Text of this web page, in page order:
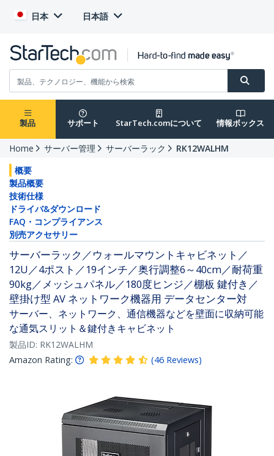
日本 日本語
製品 サポート StarTech.comについて 情報ボックス
Home サーバー管理 サーバーラック
RK12WALHM
概要
製品概要
技術仕様
ドライバ&ダウンロード
FAQ・コンプライアンス
別売アクセサリー
サーバーラック／ウォールマウントキャビネット／
12U／4ポスト／19インチ／奥行調整6～40cm／耐荷重
90kg／メッシュパネル／180度ヒンジ／棚板 鍵付き／
壁掛け型 AV ネットワーク機器用 データセンター対
サーバー、ネットワーク、通信機器などを壁面に収納可能
な通気スリット＆鍵付きキャビネット
製品ID: RK12WALHM
Amazon Rating:
(46 Reviews)